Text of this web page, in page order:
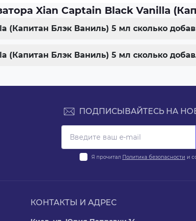
Xian Captain Black Vanilla
(Капитан Блэк Ваниль) 5 мл сколько
(Капитан Блэк Ваниль) 5 мл сколько
ПОДПИСЫВАЙТЕСЬ НА
Я прочитал Политика безопасности и
КОНТАКТЫ И АДРЕС